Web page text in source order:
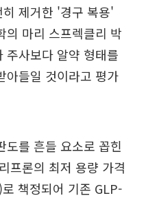
제거한 '경구 복용'
의 마리 스프렉클리 박
주사보다 알약 형태를
아들일 것이라고 평가
도를 흔들 요소로 꼽힌
프론의 최저 용량 가격
책정되어 기존 GLP-